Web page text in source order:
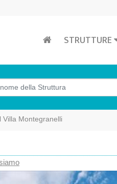
STRUTTURE
Villa Montegranelli